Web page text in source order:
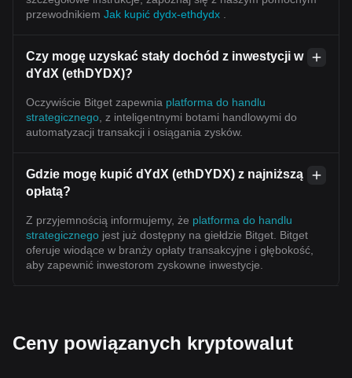
przewodnikiem Jak kupić dydx-ethdydx
Czy mogę uzyskać stały dochód z inwestycji w
dYdX (ethDYDX)?
Oczywiście Bitget zapewnia platforma do handlu
strategicznego , z inteligentnymi botami handlowymi do
automatyzacji transakcji i osiągania zysków.
Gdzie mogę kupić dYdX (ethDYDX) z najniższą
opłatą?
Z przyjemnością informujemy, że platforma do handlu
strategicznego jest już dostępny na giełdzie Bitget. Bitget
oferuje wiodące w branży opłaty transakcyjne i głębokość,
aby zapewnić inwestorom zyskowne inwestycje.
Ceny powiązanych kryptowalut